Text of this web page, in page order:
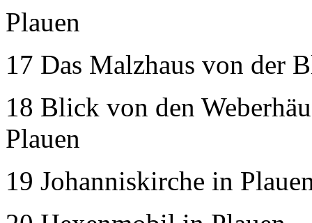
Plauen
17 Das Malzhaus von der
18 Blick von den
Plauen
19 Johanniskirche in